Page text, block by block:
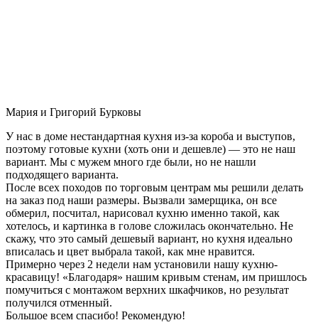
Мария и Григорий Бурковы
У нас в доме нестандартная кухня из-за короба и выступов,
поэтому готовые кухни (хоть они и дешевле) — это не наш
вариант. Мы с мужем много где были, но не нашли
подходящего варианта.
После всех походов по торговым центрам мы решили делать
на заказ под наши размеры. Вызвали замерщика, он все
обмерил, посчитал, нарисовал кухню именно такой, как
хотелось, и картинка в голове сложилась окончательно. Не
скажу, что это самый дешевый вариант, но кухня идеально
вписалась и цвет выбрала такой, как мне нравится.
Примерно через 2 недели нам установили нашу кухню-
красавицу! «Благодаря» нашим кривым стенам, им пришлось
помучиться с монтажом верхних шкафчиков, но результат
получился отменный.
Большое всем спасибо! Рекомендую!